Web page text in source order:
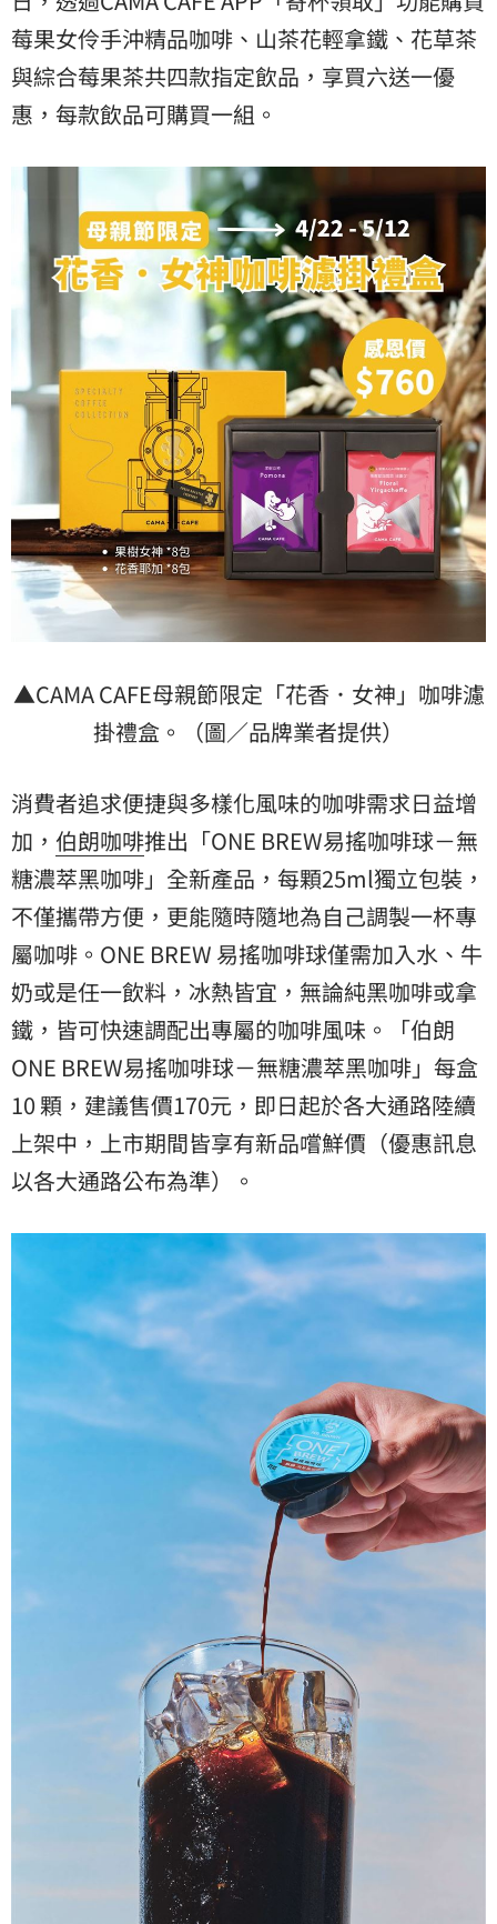
莓果女伶手沖精品咖啡、山茶花輕拿鐵、花草茶
與綜合莓果茶共四款指定飲品，享買六送一優
惠，每款飲品可購買一組。
▲CAMA CAFE母親節限定「花香．女神」咖啡濾
掛禮盒。（圖／品牌業者提供）
消費者追求便捷與多樣化風味的咖啡需求日益增
加， 伯朗咖啡推出「ONE BREW易搖咖啡球－無
糖濃萃黑咖啡」全新產品，每顆25ml獨立包裝，
不僅攜帶方便，更能隨時隨地為自己調製一杯專
屬咖啡。ONE BREW 易搖咖啡球僅需加入水、牛
奶或是任一飲料，冰熱皆宜，無論純黑咖啡或拿
鐵，皆可快速調配出專屬的咖啡風味。「伯朗
ONE BREW易搖咖啡球－無糖濃萃黑咖啡」每盒
10 顆，建議售價170元，即日起於各大通路陸續
上架中，上市期間皆享有新品嚐鮮價（優惠訊息
以各大通路公布為準）。